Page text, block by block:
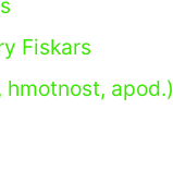
Fiskars
apod.)